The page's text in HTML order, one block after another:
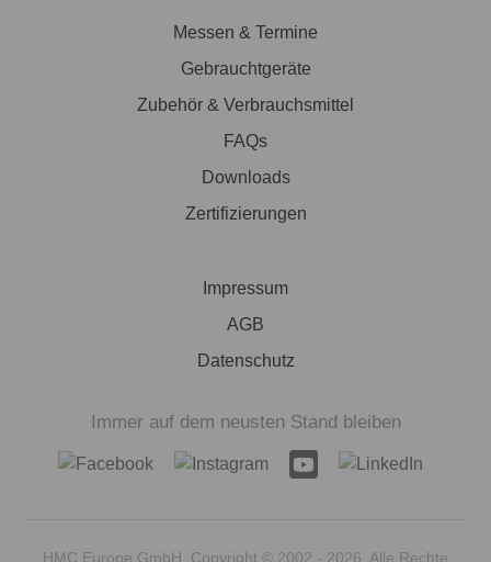
Messen & Termine
Gebrauchtgeräte
Zubehör & Verbrauchsmittel
FAQs
Downloads
Zertifizierungen
Impressum
AGB
Datenschutz
Immer auf dem neusten Stand bleiben
HMC Europe GmbH, Copyright © 2002 - 2026. Alle Rechte